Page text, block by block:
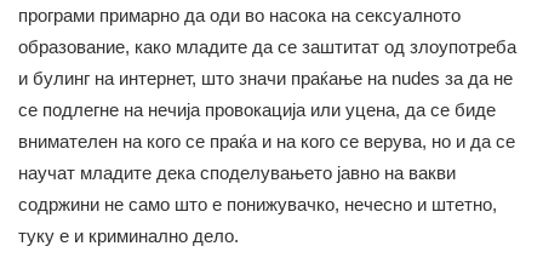
програми примарно да оди во насока на сексуалното
образование, како младите да се заштитат од злоупотреба
и булинг на интернет, што значи праќање на nudes за да не
се подлегне на нечија провокација или уцена, да се биде
внимателен на кого се праќа и на кого се верува, но и да се
научат младите дека споделувањето јавно на вакви
содржини не само што е понижувачко, нечесно и штетно,
туку е и криминално дело.